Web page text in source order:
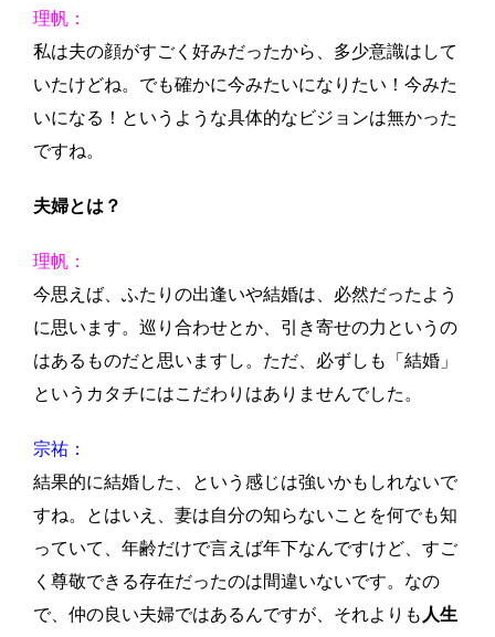
理帆：
私は夫の顔がすごく好みだったから、多少意識はして
いたけどね。でも確かに今みたいになりたい！今みた
いになる！というような具体的なビジョンは無かった
ですね。
夫婦とは？
理帆：
今思えば、ふたりの出逢いや結婚は、必然だったよう
に思います。巡り合わせとか、引き寄せの力というの
はあるものだと思いますし。ただ、必ずしも「結婚」
というカタチにはこだわりはありませんでした。
宗祐：
結果的に結婚した、という感じは強いかもしれないで
すね。とはいえ、妻は自分の知らないことを何でも知
っていて、年齢だけで言えば年下なんですけど、すご
く尊敬できる存在だったのは間違いないです。なの
で、仲の良い夫婦ではあるんですが、それよりも 人生